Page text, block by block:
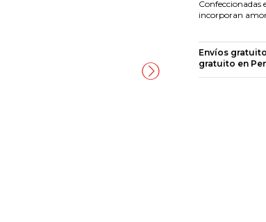
Confeccionadas
incorporan
Envíos
gratuito en